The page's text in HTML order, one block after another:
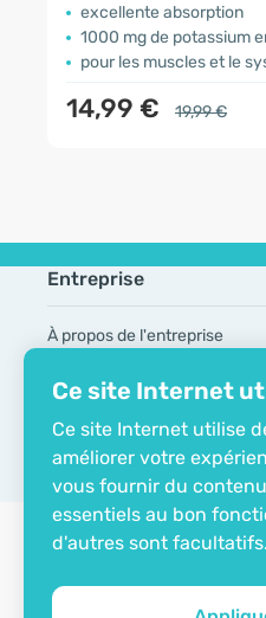
Ce site Internet
Ce site Internet utilise
améliorer votre
vous fournir du
essentiels au bon
d'autres sont facultatifs.
excellente absorption
1000 mg de potassium en 2
pour les muscles et le système
14,99 € 19,99 €
Entreprise
À propos de l'entreprise